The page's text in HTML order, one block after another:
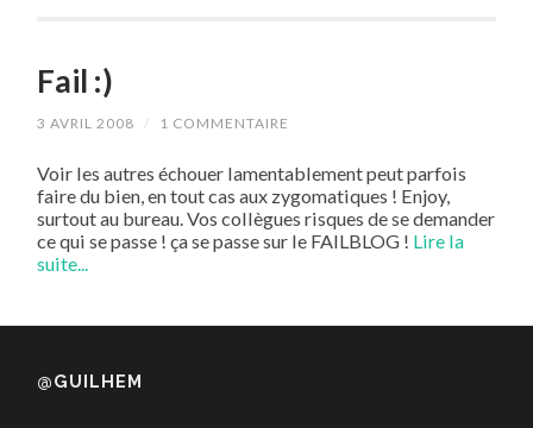
Fail :)
3 AVRIL 2008 / 1 COMMENTAIRE
Voir les autres échouer lamentablement peut parfois
faire du bien, en tout cas aux zygomatiques ! Enjoy,
surtout au bureau. Vos collègues risques de se demander
ce qui se passe ! ça se passe sur le FAILBLOG ! Lire la
suite...
@GUILHEM